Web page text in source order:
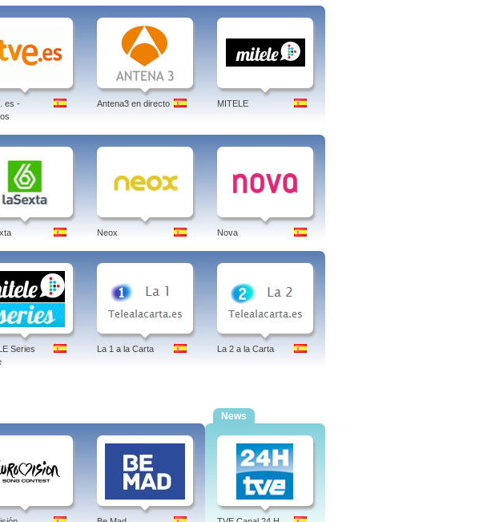
es -
Antena3 en directo MITELE
Neox Nova
Series
La 1 a la Carta La 2 a la Carta
News